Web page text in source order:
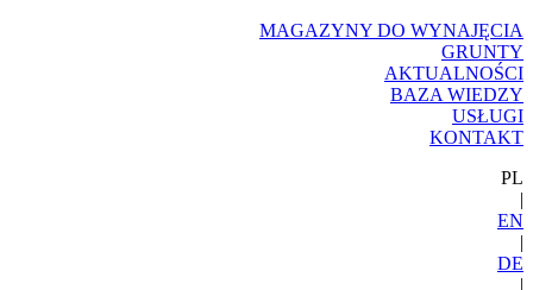
MAGAZYNY DO WYNAJĘCIA
GRUNTY
AKTUALNOŚCI
BAZA WIEDZY
USŁUGI
KONTAKT
PL
|
EN
|
DE
|